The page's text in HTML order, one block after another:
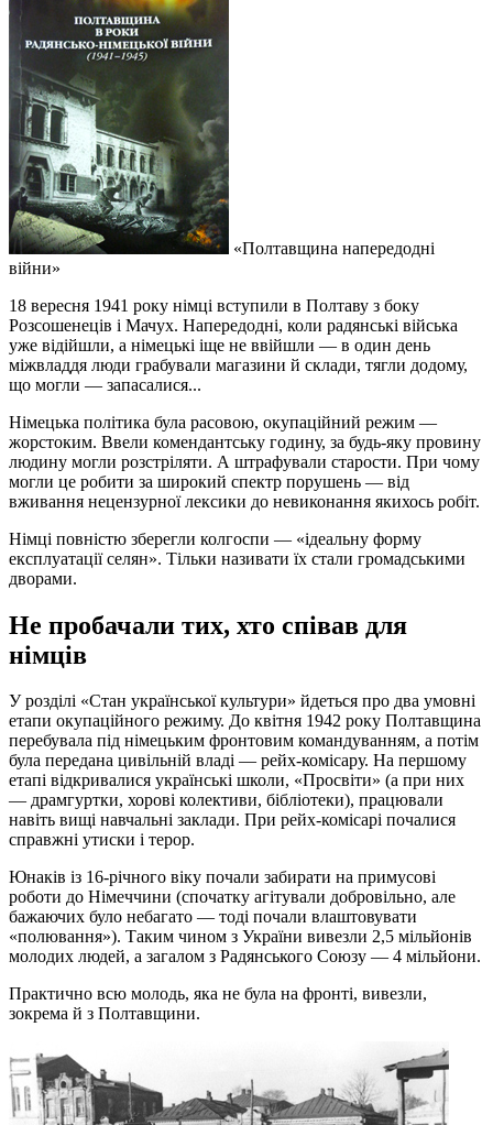
«Полтавщина напередодні
війни»
18 вересня 1941 року німці вступили в Полтаву з боку
Розсошенеців і Мачух. Напередодні, коли радянські війська
уже відійшли, а німецькі іще не ввійшли — в один день
міжвладдя люди грабували магазини й склади, тягли додому,
що могли — запасалися...
Німецька політика була расовою, окупаційний режим —
жорстоким. Ввели комендантську годину, за будь-яку провину
людину могли розстріляти. А штрафували старости. При чому
могли це робити за широкий спектр порушень — від
вживання нецензурної лексики до невиконання якихось робіт.
Німці повністю зберегли колгоспи — «ідеальну форму
експлуатації селян». Тільки називати їх стали громадськими
дворами.
Не пробачали тих, хто співав для
німців
У розділі «Стан української культури» йдеться про два умовні
етапи окупаційного режиму. До квітня 1942 року Полтавщина
перебувала під німецьким фронтовим командуванням, а потім
була передана цивільній владі — рейх-комісару. На першому
етапі відкривалися українські школи, «Просвіти» (а при них
— драмгуртки, хорові колективи, бібліотеки), працювали
навіть вищі навчальні заклади. При рейх-комісарі почалися
справжні утиски і терор.
Юнаків із 16-річного віку почали забирати на примусові
роботи до Німеччини (спочатку агітували добровільно, але
бажаючих було небагато — тоді почали влаштовувати
«полювання»). Таким чином з України вивезли 2,5 мільйонів
молодих людей, а загалом з Радянського Союзу — 4 мільйони.
Практично всю молодь, яка не була на фронті, вивезли,
зокрема й з Полтавщини.